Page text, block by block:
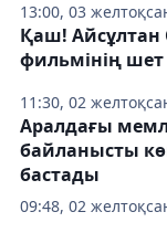
13:00, 03
11:30, 02
Қаш! Айсұлтан
фильмінің шет
09:48, 02
Аралдағы
байланысты
бастады